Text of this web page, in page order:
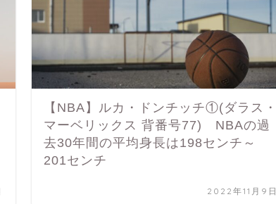
【NBA】ルカ・ドンチッチ①(ダラス・
マーベリックス 背番号77) NBAの過
去30年間の平均身長は198センチ～
201センチ
2022年11月9日